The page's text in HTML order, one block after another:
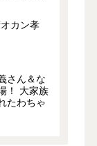
カン孝
さん＆な
！ 大家族
たわちゃ